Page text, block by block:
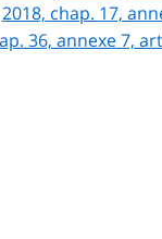
2018, chap. 17,
36, annexe 7,